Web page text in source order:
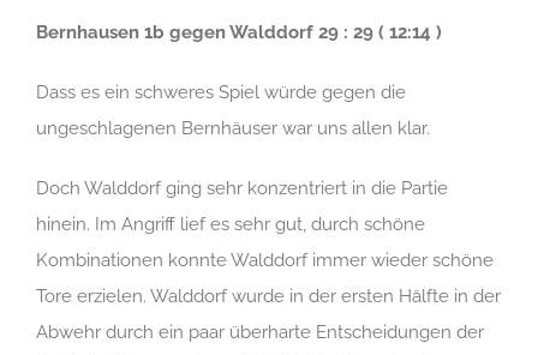
Bernhausen 1b gegen Walddorf 29 : 29 ( 12:14 )
Dass es ein schweres Spiel würde gegen die
ungeschlagenen Bernhäuser war uns allen klar.
Doch Walddorf ging sehr konzentriert in die Partie
hinein. Im Angriff lief es sehr gut, durch schöne
Kombinationen konnte Walddorf immer wieder schöne
Tore erzielen. Walddorf wurde in der ersten Hälfte in der
Abwehr durch ein paar überharte Entscheidungen der